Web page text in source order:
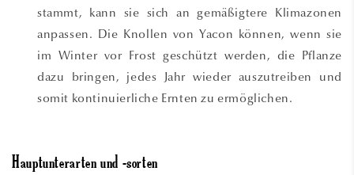
stammt, kann sie sich an gemäßigtere Klimazonen
anpassen. Die Knollen von Yacon können, wenn sie
im Winter vor Frost geschützt werden, die Pflanze
dazu bringen, jedes Jahr wieder auszutreiben und
somit kontinuierliche Ernten zu ermöglichen.
Hauptunterarten und -sorten